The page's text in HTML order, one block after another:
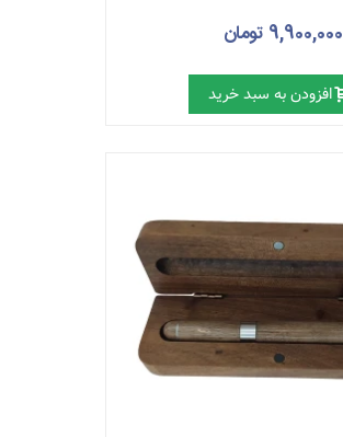
9,900,000 تومان
افزودن به سبد خرید